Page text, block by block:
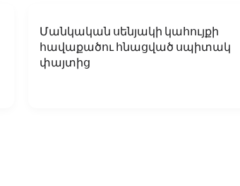
Մանկական սենյակի կահույքի
հավաքածու հնացված սպիտակ
փայտից